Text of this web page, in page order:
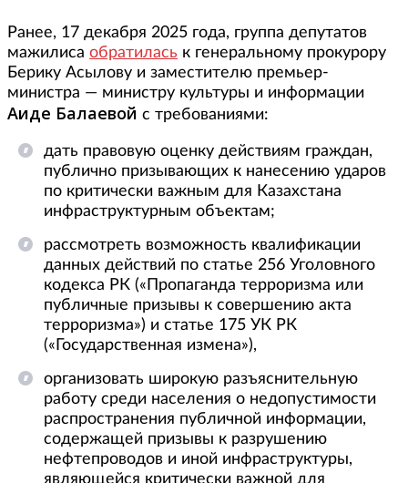
Ранее, 17 декабря 2025 года, группа депутатов
мажилиса обратилась к генеральному прокурору
Берику Асылову и заместителю премьер-
министра — министру культуры и информации
Аиде Балаевой с требованиями:
дать правовую оценку действиям граждан,
публично призывающих к нанесению ударов
по критически важным для Казахстана
инфраструктурным объектам;
рассмотреть возможность квалификации
данных действий по статье 256 Уголовного
кодекса РК («Пропаганда терроризма или
публичные призывы к совершению акта
терроризма») и статье 175 УК РК
(«Государственная измена»),
организовать широкую разъяснительную
работу среди населения о недопустимости
распространения публичной информации,
содержащей призывы к разрушению
нефтепроводов и иной инфраструктуры,
являющейся критически важной для